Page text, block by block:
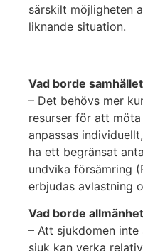
särskilt möjligheten
liknande situation.
Vad borde
– Det behövs mer
resurser för att
anpassas
ha ett begränsat
undvika försämring
erbjudas avlastning
Vad borde
– Att sjukdomen inte
sjuk kan verka